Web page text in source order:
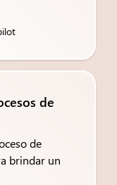
de
de
brindar un